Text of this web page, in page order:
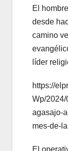
El
desde
camino
líder
https://
Wp/
agasajo-
mes-de-
El